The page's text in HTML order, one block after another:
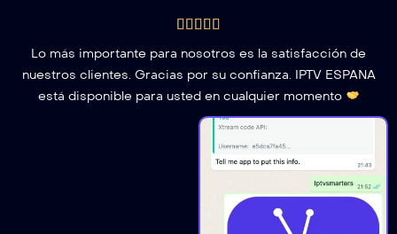
Lo más importante para nosotros es la satisfacción de
nuestros clientes. Gracias por su confianza. IPTV ESPANA
está disponible para usted en cualquier momento